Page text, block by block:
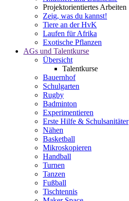
Projektorientiertes Arbeiten
Zeig, was du kannst!
Tiere an der HvK
Laufen für Afrika
Exotische Pflanzen
AGs und Talentkurse
Übersicht
Talentkurse
Bauernhof
Schulgarten
Rugby
Badminton
Experimentieren
Erste Hilfe & Schulsanitäter
Nähen
Basketball
Mikroskopieren
Handball
Turnen
Tanzen
Fußball
Tischtennis